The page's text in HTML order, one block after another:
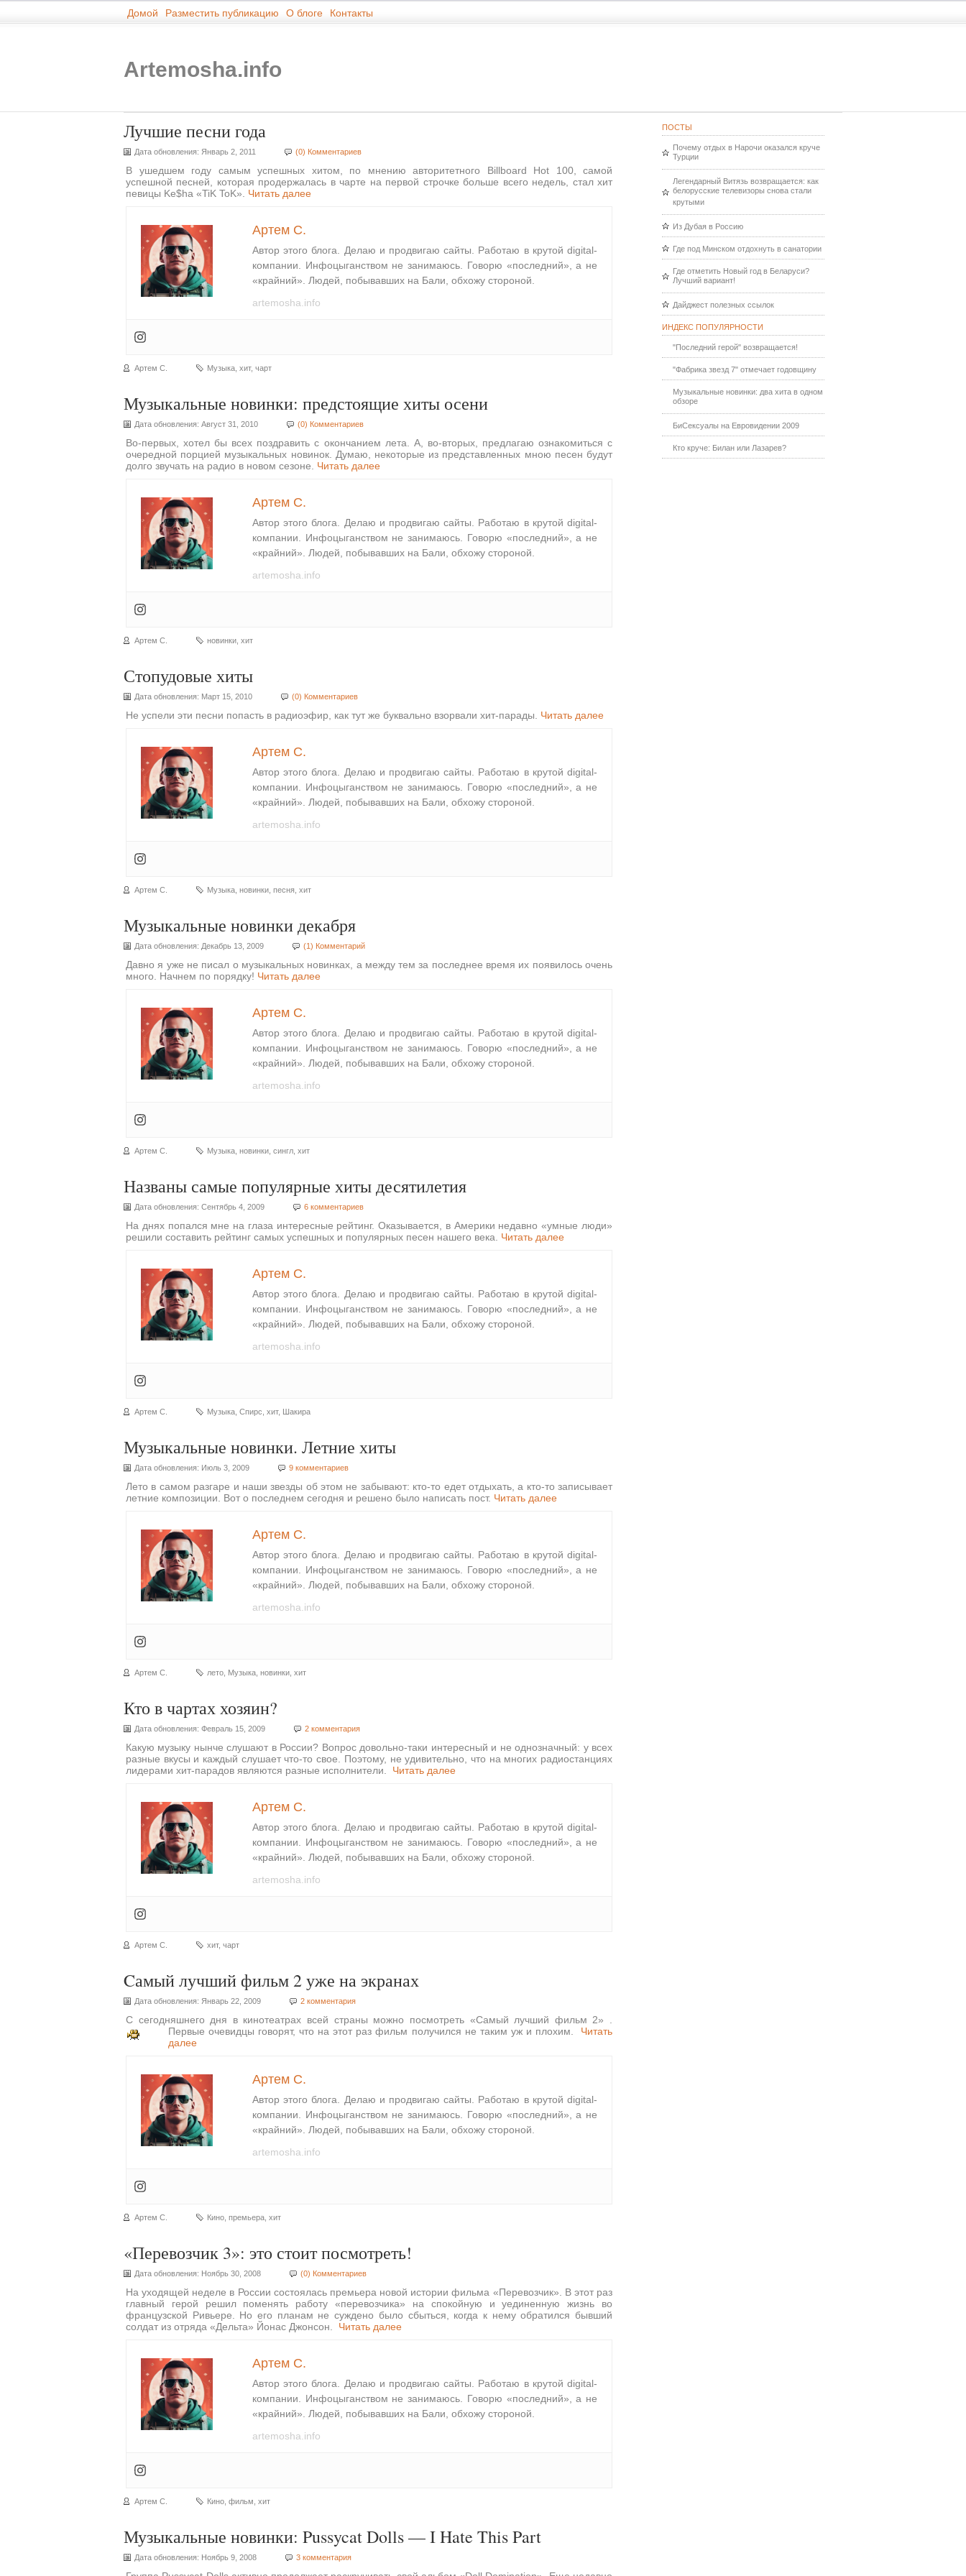
Домой Разместить публикацию О блоге Контакты
Artemosha.info
Лучшие песни года
Дата обновления: Январь 2, 2011 (0) Комментариев
В ушедшем году самым успешных хитом, по мнению авторитетного Billboard Hot 100, самой
успешной песней, которая продержалась в чарте на первой строчке больше всего недель, стал хит
певицы Ke$ha «TiK ToK». Читать далее
Артем С.
Автор этого блога. Делаю и продвигаю сайты. Работаю в крутой digital-
компании. Инфоцыганством не занимаюсь. Говорю «последний», а не
«крайний». Людей, побывавших на Бали, обхожу стороной.
artemosha.info
Артем С. Музыка хит, чарт
Музыкальные новинки: предстоящие хиты осени
Дата обновления: Август 31, 2010 (0) Комментариев
Во-первых, хотел бы всех поздравить с окончанием лета. А, во-вторых, предлагаю ознакомиться с
очередной порцией музыкальных новинок. Думаю, некоторые из представленных мною песен будут
долго звучать на радио в новом сезоне. Читать далее
Артем С.
Автор этого блога. Делаю и продвигаю сайты. Работаю в крутой digital-
компании. Инфоцыганством не занимаюсь. Говорю «последний», а не
«крайний». Людей, побывавших на Бали, обхожу стороной.
artemosha.info
Артем С. новинки хит
Стопудовые хиты
Дата обновления: Март 15, 2010 (0) Комментариев
Не успели эти песни попасть в радиоэфир, как тут же буквально взорвали хит-парады. Читать далее
Артем С.
Автор этого блога. Делаю и продвигаю сайты. Работаю в крутой digital-
компании. Инфоцыганством не занимаюсь. Говорю «последний», а не
«крайний». Людей, побывавших на Бали, обхожу стороной.
artemosha.info
Артем С. Музыка новинки песня хит
Музыкальные новинки декабря
Дата обновления: Декабрь 13, 2009 (1) Комментарий
Давно я уже не писал о музыкальных новинках, а между тем за последнее время их появилось очень
много. Начнем по порядку! Читать далее
Артем С.
Автор этого блога. Делаю и продвигаю сайты. Работаю в крутой digital-
компании. Инфоцыганством не занимаюсь. Говорю «последний», а не
«крайний». Людей, побывавших на Бали, обхожу стороной.
artemosha.info
Артем С. Музыка новинки сингл хит
Названы самые популярные хиты десятилетия
Дата обновления: Сентябрь 4, 2009 6 комментариев
На днях попался мне на глаза интересные рейтинг. Оказывается, в Америки недавно «умные люди»
решили составить рейтинг самых успешных и популярных песен нашего века. Читать далее
Артем С.
Автор этого блога. Делаю и продвигаю сайты. Работаю в крутой digital-
компании. Инфоцыганством не занимаюсь. Говорю «последний», а не
«крайний». Людей, побывавших на Бали, обхожу стороной.
artemosha.info
Артем С. Музыка Спирс хит, Шакира
Музыкальные новинки. Летние хиты
Дата обновления: Июль 3, 2009 9 комментариев
Лето в самом разгаре и наши звезды об этом не забывают: кто-то едет отдыхать, а кто-то записывает
летние композиции. Вот о последнем сегодня и решено было написать пост. Читать далее
Артем С.
Автор этого блога. Делаю и продвигаю сайты. Работаю в крутой digital-
компании. Инфоцыганством не занимаюсь. Говорю «последний», а не
«крайний». Людей, побывавших на Бали, обхожу стороной.
artemosha.info
Артем С. лето Музыка новинки хит
Кто в чартах хозяин?
Дата обновления: Февраль 15, 2009 2 комментария
Какую музыку нынче слушают в России? Вопрос довольно-таки интересный и не однозначный: у всех
разные вкусы и каждый слушает что-то свое. Поэтому, не удивительно, что на многих радиостанциях
лидерами хит-парадов являются разные исполнители. Читать далее
Артем С.
Автор этого блога. Делаю и продвигаю сайты. Работаю в крутой digital-
компании. Инфоцыганством не занимаюсь. Говорю «последний», а не
«крайний». Людей, побывавших на Бали, обхожу стороной.
artemosha.info
Артем С. хит, чарт
Cамый лучший фильм 2 уже на экранах
Дата обновления: Январь 22, 2009 2 комментария
С сегодняшнего дня в кинотеатрах всей страны можно посмотреть «Самый лучший фильм 2»
Первые очевидцы говорят, что на этот раз фильм получился не таким уж и плохим. Читать
далее
Артем С.
Автор этого блога. Делаю и продвигаю сайты. Работаю в крутой digital-
компании. Инфоцыганством не занимаюсь. Говорю «последний», а не
«крайний». Людей, побывавших на Бали, обхожу стороной.
artemosha.info
Артем С. Кино премьера хит
«Перевозчик 3»: это стоит посмотреть!
Дата обновления: Ноябрь 30, 2008 (0) Комментариев
На уходящей неделе в России состоялась премьера новой истории фильма «Перевозчик». В этот раз
главный герой решил поменять работу «перевозчика» на спокойную и уединенную жизнь во
французской Ривьере. Но его планам не суждено было сбыться, когда к нему обратился бывший
солдат из отряда «Дельта» Йонас Джонсон. Читать далее
Артем С.
Автор этого блога. Делаю и продвигаю сайты. Работаю в крутой digital-
компании. Инфоцыганством не занимаюсь. Говорю «последний», а не
«крайний». Людей, побывавших на Бали, обхожу стороной.
artemosha.info
Артем С. Кино фильм хит
Музыкальные новинки: Pussycat Dolls — I Hate This Part
Дата обновления: Ноябрь 9, 2008 3 комментария
ПОСТЫ
Почему отдых в Нарочи оказался круче
Турции
Легендарный Витязь возвращается: как
белорусские телевизоры снова стали
крутыми
Из Дубая в Россию
Где под Минском отдохнуть в санатории
Где отметить Новый год в Беларуси?
Лучший вариант!
Дайджест полезных ссылок
ИНДЕКС ПОПУЛЯРНОСТИ
"Последний герой" возвращается!
"Фабрика звезд 7" отмечает годовщину
Музыкальные новинки: два хита в одном
обзоре
БиСексуалы на Евровидении 2009
Кто круче: Билан или Лазарев?